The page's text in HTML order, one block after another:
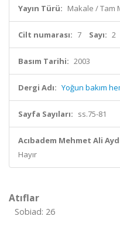
Yayın Türü: Makale / Tam
Cilt numarası: 7 Sayı: 2
Basım Tarihi: 2003
Dergi Adı: Yoğun bakım
Sayfa Sayıları: ss.75-81
Acıbadem Mehmet Ali
Hayır
Atıflar
Sobiad: 26